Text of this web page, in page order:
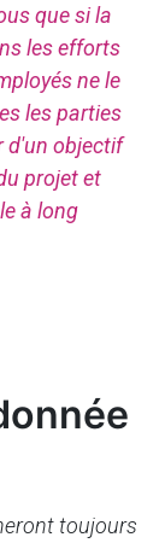
que si la
les efforts
ne le
les parties
d'un objectif
projet et
à long
toujours